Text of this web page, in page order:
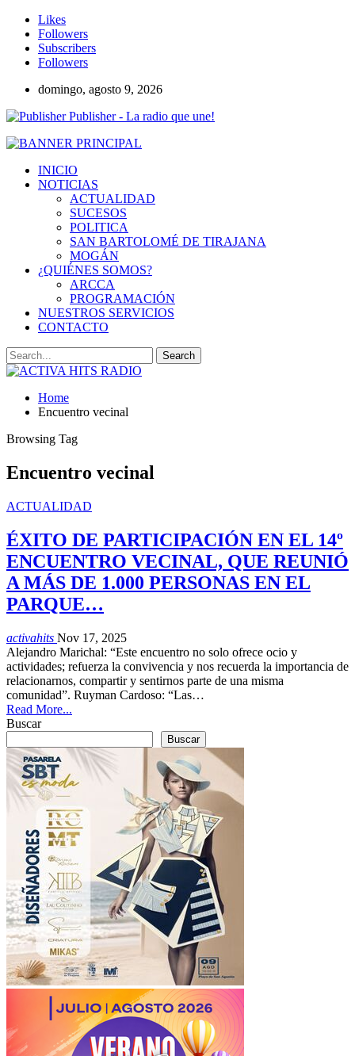
Likes
Followers
Subscribers
Followers
domingo, agosto 9, 2026
Publisher - La radio que une!
INICIO
NOTICIAS
ACTUALIDAD
SUCESOS
POLITICA
SAN BARTOLOMÉ DE TIRAJANA
MOGÁN
¿QUIÉNES SOMOS?
ARCCA
PROGRAMACIÓN
NUESTROS SERVICIOS
CONTACTO
Home
Encuentro vecinal
Browsing Tag
Encuentro vecinal
ACTUALIDAD
ÉXITO DE PARTICIPACIÓN EN EL 14º
ENCUENTRO VECINAL, QUE REUNIÓ
A MÁS DE 1.000 PERSONAS EN EL
PARQUE…
activahits Nov 17, 2025
Alejandro Marichal: “Este encuentro no solo ofrece ocio y
actividades; refuerza la convivencia y nos recuerda la importancia de
relacionarnos, compartir y sentirnos parte de una misma
comunidad”. Ruyman Cardoso: “Las…
Read More...
Buscar
Buscar